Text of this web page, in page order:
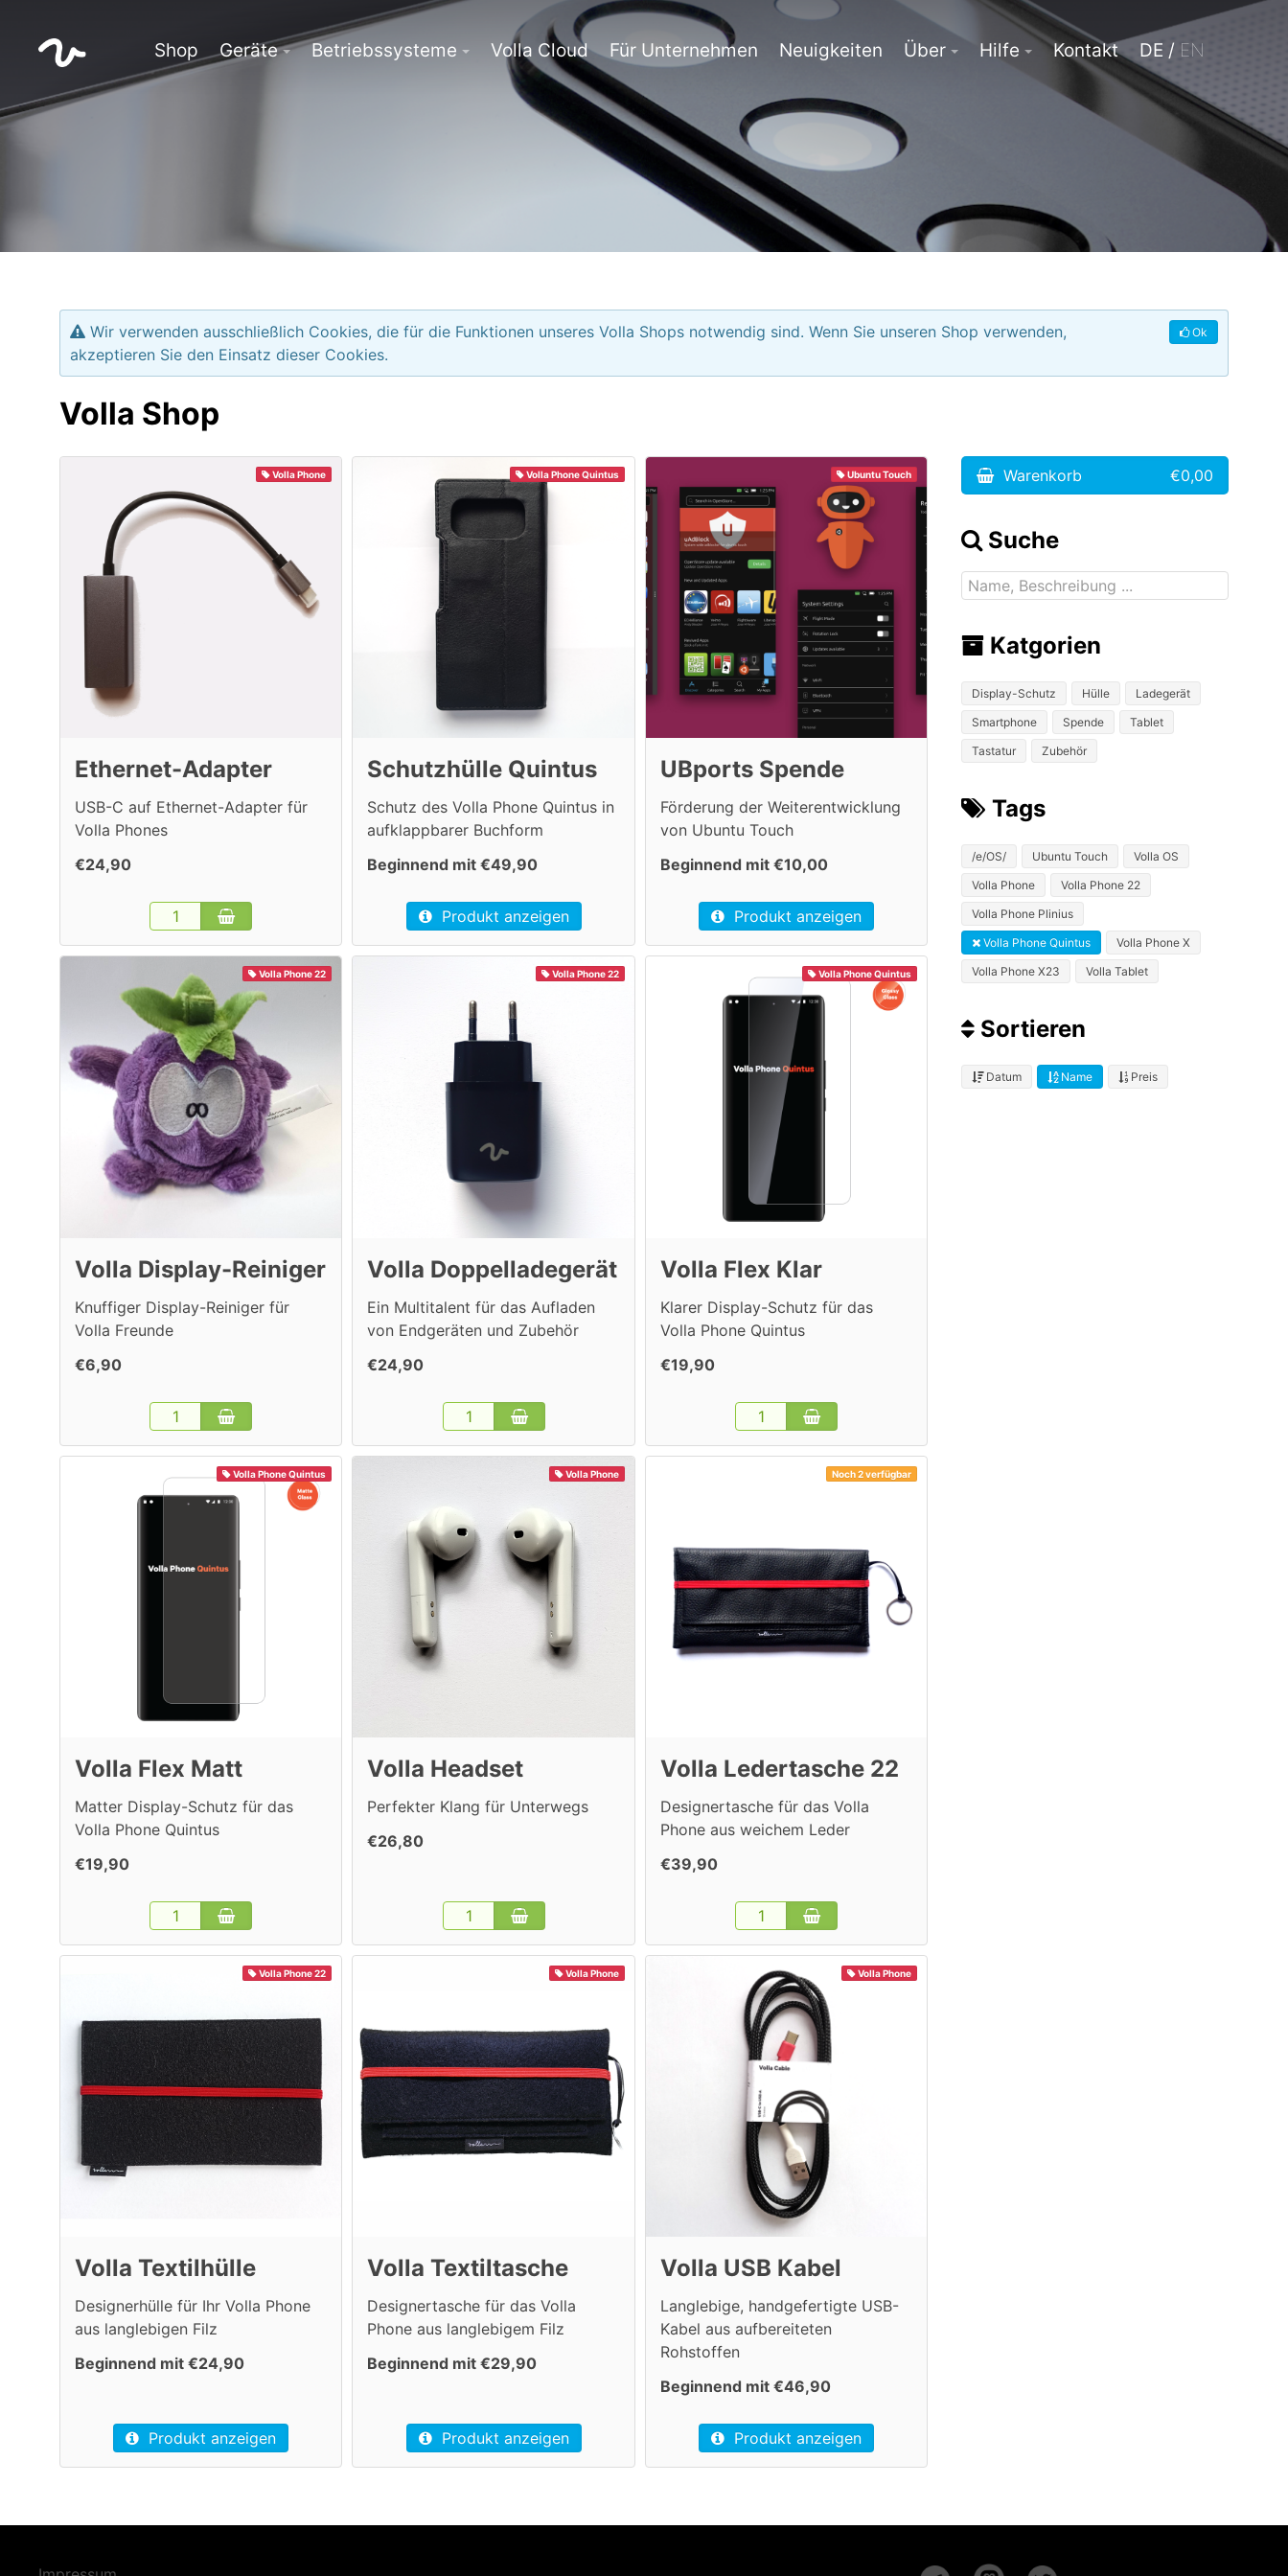
Shop Geräte Betriebssysteme Volla Cloud Für Unternehmen Neuigkeiten Über Hilfe Kontakt DE / EN
Ok
Wir verwenden ausschließlich Cookies, die für die Funktionen unseres Volla Shops notwendig sind. Wenn Sie unseren Shop verwenden,
akzeptieren Sie den Einsatz dieser Cookies.
Volla Shop
Volla Phone
Ethernet-Adapter
USB-C auf Ethernet-Adapter für
Volla Phones
€24,90
Volla Phone Quintus
Schutzhülle Quintus
Schutz des Volla Phone Quintus in
aufklappbarer Buchform
Beginnend mit €49,90
Produkt anzeigen
Ubuntu Touch
UBports Spende
Förderung der Weiterentwicklung
von Ubuntu Touch
Beginnend mit €10,00
Produkt anzeigen
Volla Phone 22
Volla Display-Reiniger
Knuffiger Display-Reiniger für
Volla Freunde
€6,90
Volla Phone 22
Volla Doppelladegerät
Ein Multitalent für das Aufladen
von Endgeräten und Zubehör
€24,90
Volla Phone Quintus
Volla Flex Klar
Klarer Display-Schutz für das
Volla Phone Quintus
€19,90
Volla Phone Quintus
Volla Flex Matt
Matter Display-Schutz für das
Volla Phone Quintus
€19,90
Volla Phone
Volla Headset
Perfekter Klang für Unterwegs
€26,80
Noch 2 verfügbar
Volla Ledertasche 22
Designertasche für das Volla
Phone aus weichem Leder
€39,90
Volla Phone 22
Volla Textilhülle
Designerhülle für Ihr Volla Phone
aus langlebigen Filz
Beginnend mit €24,90
Produkt anzeigen
Volla Phone
Volla Textiltasche
Designertasche für das Volla
Phone aus langlebigem Filz
Beginnend mit €29,90
Produkt anzeigen
Volla Phone
Volla USB Kabel
Langlebige, handgefertigte USB-
Kabel aus aufbereiteten
Rohstoffen
Beginnend mit €46,90
Produkt anzeigen
Warenkorb €0,00
Suche
Katgorien
Display-Schutz Hülle
Ladegerät
Smartphone
Spende
Tablet
Tastatur
Zubehör
Tags
/e/OS/ Ubuntu Touch
Volla OS
Volla Phone
Volla Phone 22
Volla Phone Plinius
Volla Phone Quintus
Volla Phone X
Volla Phone X23
Volla Tablet
Sortieren
Datum Name Preis